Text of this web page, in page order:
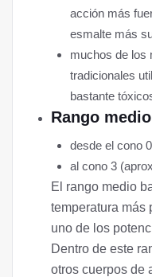
acción más
esmalte más
muchos de los
tradicionales
bastante
Rango
desde el cono
al cono 3
El rango medio
temperatura más
uno de los
Dentro de este
otros cuerpos de